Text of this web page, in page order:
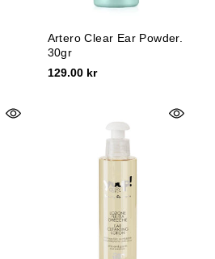
Artero Clear Ear Powder.
30gr
129.00 kr